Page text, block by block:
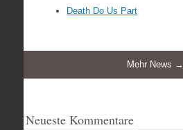
Death Do Us Part
Mehr News →
Neueste Kommentare